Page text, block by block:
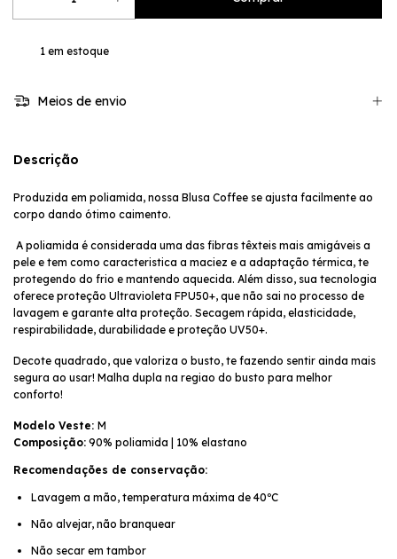
1em estoque
Meios de envio
Descrição
Produzida em poliamida, nossa Blusa Coffee se ajusta facilmente ao
corpo dando ótimo caimento.
pele e tem como caracteristica a maciez e a adaptação térmica, te
protegendo do frio e mantendo aquecida. Além disso, sua tecnologia
oferece proteção Ultravioleta FPU50+, que não sai no processo de
lavagem e garante alta proteção. Secagem rápida, elasticidade,
respirabilidade, durabilidade e proteção UV50+.
Decote quadrado, que valoriza o busto, te fazendo sentir ainda mais
segura ao usar! Malha dupla na regiao do busto para melhor
conforto!
Modelo Veste: M
Composição: 90% poliamida | 10% elastano
Recomendações de conservação:
Lavagem a mão, temperatura máxima de 40ºC
Não alvejar, não branquear
Não secar em tambor